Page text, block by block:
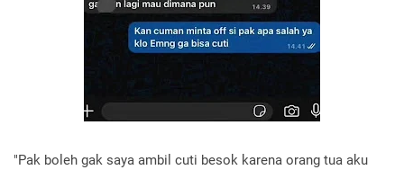
"Pak boleh gak saya ambil cuti besok karena orang tua aku